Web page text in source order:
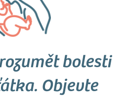
bolesti
Objevte